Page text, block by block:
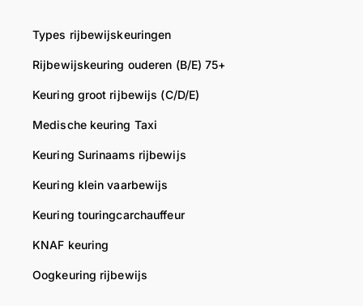
Types rijbewijskeuringen
Rijbewijskeuring ouderen (B/E) 75+
Keuring groot rijbewijs (C/D/E)
Medische keuring Taxi
Keuring Surinaams rijbewijs
Keuring klein vaarbewijs
Keuring touringcarchauffeur
KNAF keuring
Oogkeuring rijbewijs